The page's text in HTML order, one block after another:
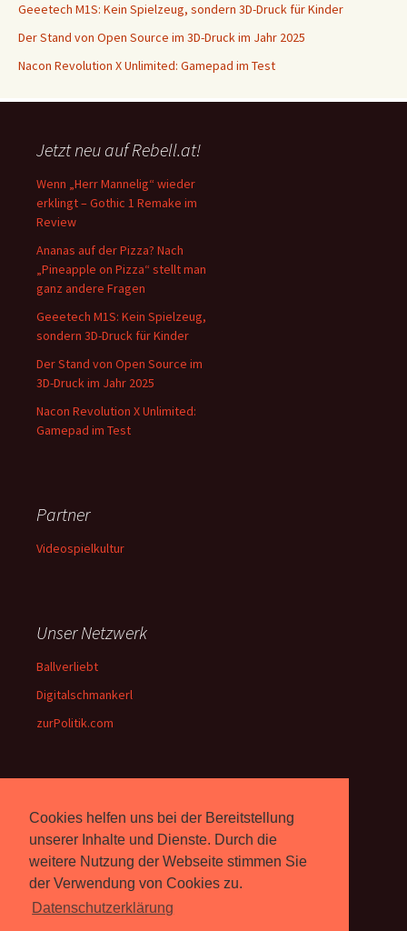
Cookies helfen uns bei der Bereitstellung
unserer Inhalte und Dienste. Durch die
weitere Nutzung der Webseite stimmen Sie
der Verwendung von Cookies zu.
Datenschutzerklärung
Geeetech M1S: Kein Spielzeug, sondern 3D-Druck für Kinder
Der Stand von Open Source im 3D-Druck im Jahr 2025
Nacon Revolution X Unlimited: Gamepad im Test
Jetzt neu auf Rebell.at!
Wenn „Herr Mannelig“ wieder
erklingt – Gothic 1 Remake im
Review
Ananas auf der Pizza? Nach
„Pineapple on Pizza“ stellt man
ganz andere Fragen
Geeetech M1S: Kein Spielzeug,
sondern 3D-Druck für Kinder
Der Stand von Open Source im
3D-Druck im Jahr 2025
Nacon Revolution X Unlimited:
Gamepad im Test
Partner
Videospielkultur
Unser Netzwerk
Ballverliebt
Digitalschmankerl
zurPolitik.com
Über Uns
Rebell.atberichtet seit 2003
unabhängig über Computer-
und Videospiele. ( Impressum )